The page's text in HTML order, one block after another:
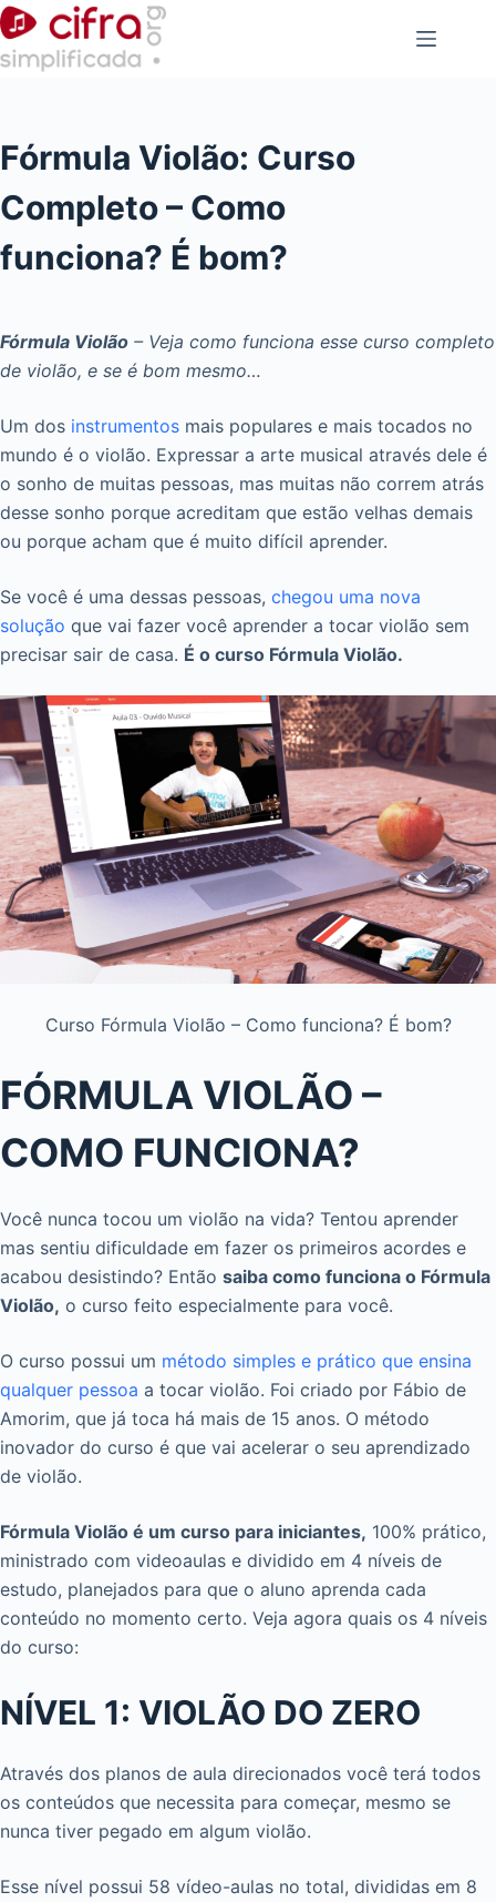
Pular
para
o
Fórmula Violão: Curso
Completo – Como
funciona? É bom?
Fórmula Violão – Veja como funciona esse curso completo
de violão, e se é bom mesmo…
Um dos instrumentos mais populares e mais tocados no
mundo é o violão. Expressar a arte musical através dele é
o sonho de muitas pessoas, mas muitas não correm atrás
desse sonho porque acreditam que estão velhas demais
ou porque acham que é muito difícil aprender.
Se você é uma dessas pessoas, chegou uma nova
solução que vai fazer você aprender a tocar violão sem
precisar sair de casa. É o curso Fórmula Violão.
Curso Fórmula Violão – Como funciona? É bom?
FÓRMULA VIOLÃO –
COMO FUNCIONA?
Você nunca tocou um violão na vida? Tentou aprender
mas sentiu dificuldade em fazer os primeiros acordes e
acabou desistindo? Então saiba como funciona o Fórmula
Violão, o curso feito especialmente para você.
O curso possui um método simples e prático que ensina
qualquer pessoa a tocar violão. Foi criado por Fábio de
Amorim, que já toca há mais de 15 anos. O método
inovador do curso é que vai acelerar o seu aprendizado
de violão.
Fórmula Violão é um curso para iniciantes, 100% prático,
ministrado com videoaulas e dividido em 4 níveis de
estudo, planejados para que o aluno aprenda cada
conteúdo no momento certo. Veja agora quais os 4 níveis
do curso:
NÍVEL 1: VIOLÃO DO ZERO
Através dos planos de aula direcionados você terá todos
os conteúdos que necessita para começar, mesmo se
nunca tiver pegado em algum violão.
Esse nível possui 58 vídeo-aulas no total, divididas em 8